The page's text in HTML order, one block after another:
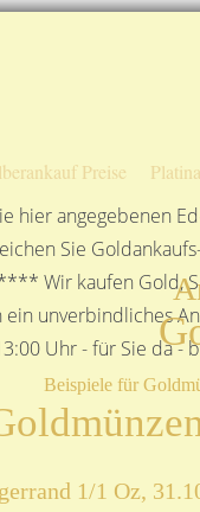
Preise
hier angegebenen
Sie
Wir kaufen Gold,
unverbindliches
Uhr - für Sie
Beispiele für
1/1 Oz,